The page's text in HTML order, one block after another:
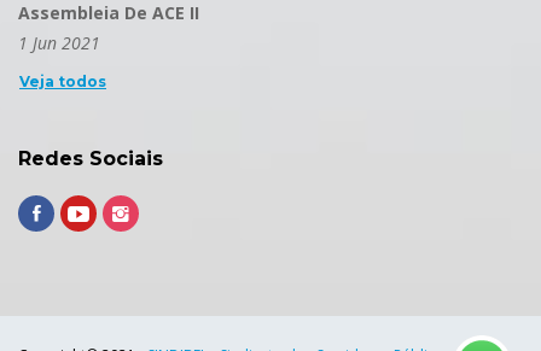
Assembleia De ACE II
1 Jun 2021
Veja todos
Redes Sociais